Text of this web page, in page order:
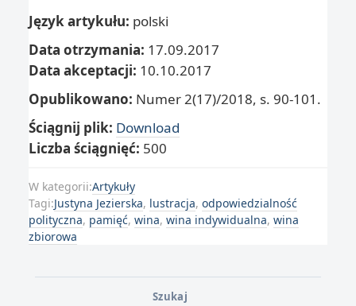
Język artykułu: polski
Data otrzymania: 17.09.2017
Data akceptacji: 10.10.2017
Opublikowano: Numer 2(17)/2018, s. 90-101.
Ściągnij plik: Download
Liczba ściągnięć: 500
W kategorii:Artykuły
Tagi:Justyna Jezierska, lustracja, odpowiedzialność
polityczna, pamięć, wina, wina indywidualna, wina
zbiorowa
Szukaj